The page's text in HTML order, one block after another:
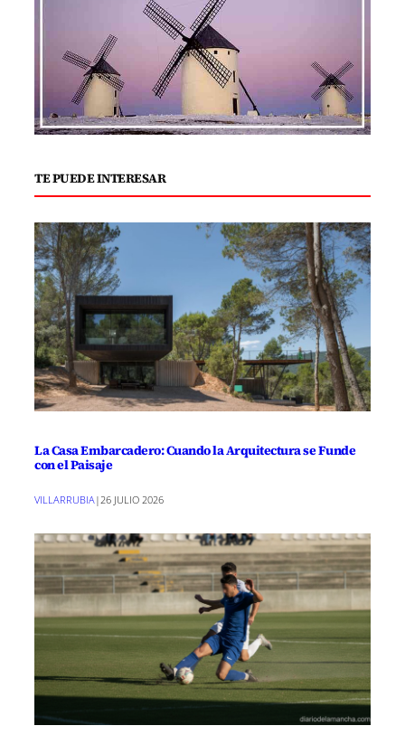
TE PUEDE INTERESAR
La Casa Embarcadero: Cuando la Arquitectura se Funde
con el Paisaje
VILLARRUBIA|26 JULIO 2026